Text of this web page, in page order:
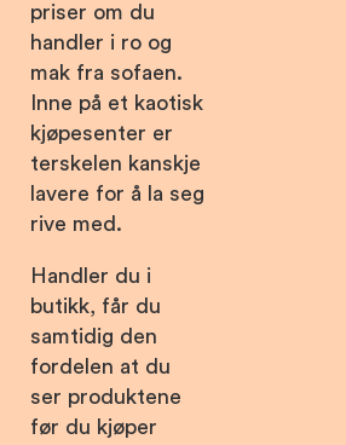
priser om du
handler i ro og
mak fra sofaen.
Inne på et kaotisk
kjøpesenter er
terskelen kanskje
lavere for å la seg
rive med.
Handler du i
butikk, får du
samtidig den
fordelen at du
ser produktene
før du kjøper